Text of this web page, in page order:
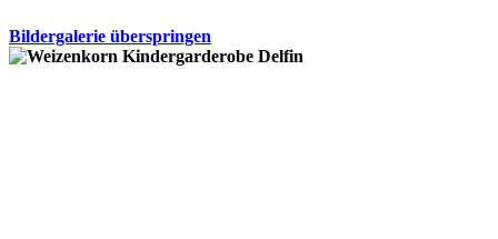
Bildergalerie überspringen